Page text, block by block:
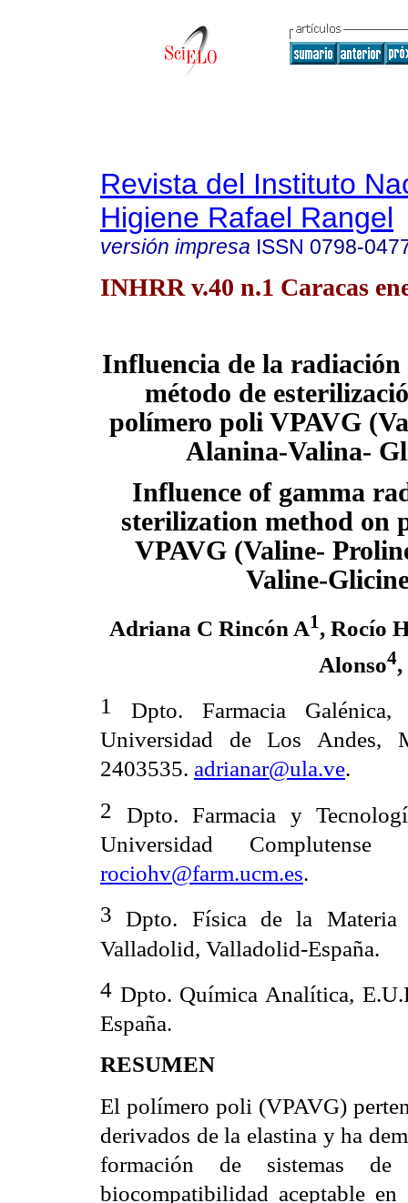
Revista del Instituto
Higiene Rafael Rangel
versión impresa ISSN 0798-
INHRR v.40 n.1 Caracas
Influencia de la radiación
método de
polímero poli VPAVG
Alanina-Valina-
Influence of gamma
sterilization method on
VPAVG (Valine-
Valine-
Adriana C Rincón A1, Rocío
Alonso4
1 Dpto. Farmacia
Universidad de Los Andes,
2403535. adrianar@ula.ve.
2 Dpto. Farmacia y
Universidad
rociohv@farm.ucm.es.
3 Dpto. Física de la Materia
Valladolid, Valladolid-España.
4 Dpto. Química Analítica,
España.
RESUMEN
El polímero poli (VPAVG)
derivados de la elastina y ha
formación de sistemas
biocompatibilidad aceptable